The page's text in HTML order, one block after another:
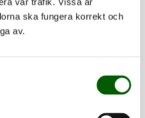
ska fungera korrekt och
av.
lära sig på